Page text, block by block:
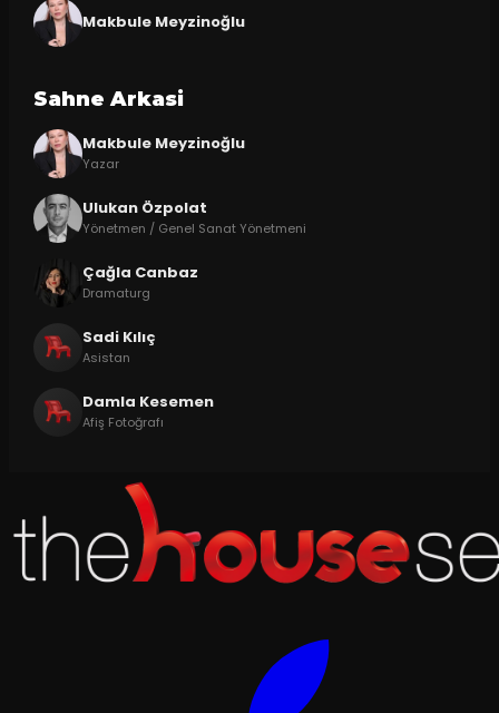
Makbule Meyzinoğlu
Sahne Arkasi
Makbule Meyzinoğlu
Yazar
Ulukan Özpolat
Yönetmen / Genel Sanat Yönetmeni
Çağla Canbaz
Dramaturg
Sadi Kılıç
Asistan
Damla Kesemen
Afiş Fotoğrafı